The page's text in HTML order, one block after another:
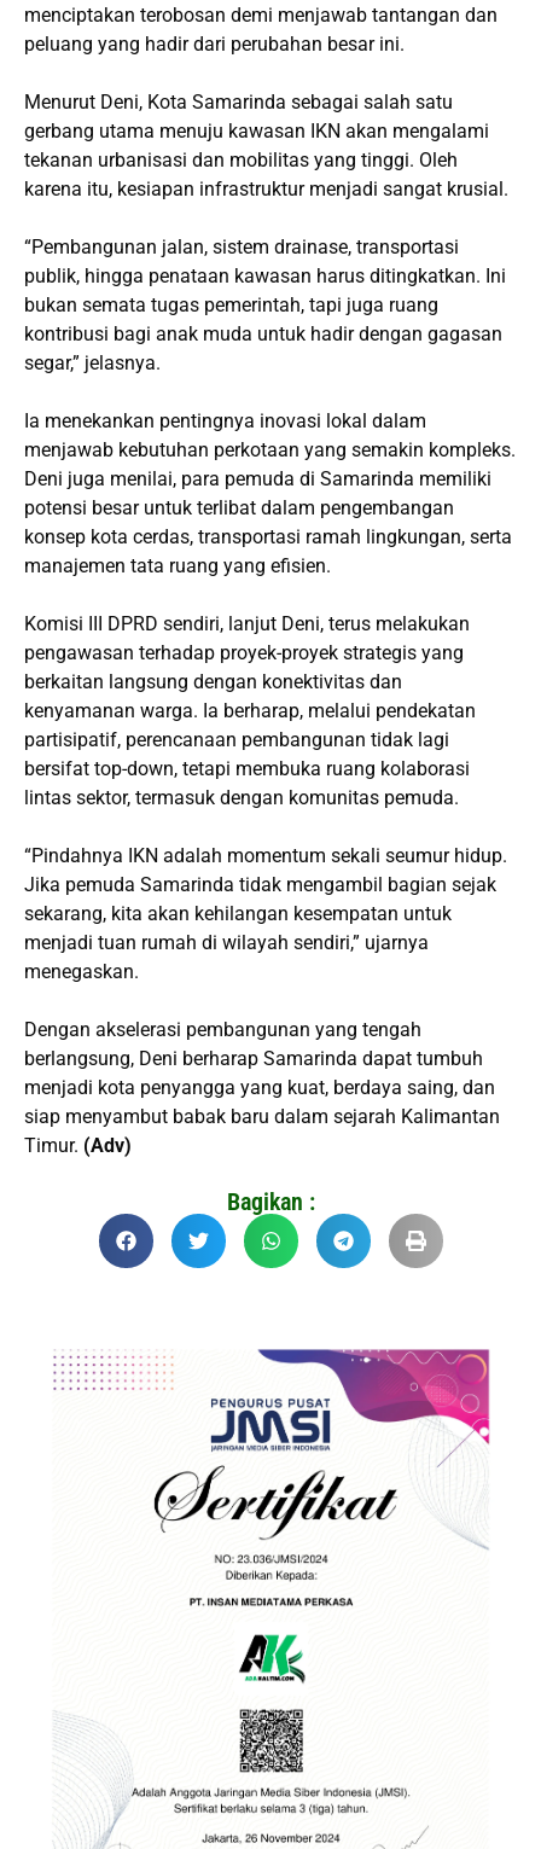
menciptakan terobosan demi menjawab tantangan dan
peluang yang hadir dari perubahan besar ini.
Menurut Deni, Kota Samarinda sebagai salah satu
gerbang utama menuju kawasan IKN akan mengalami
tekanan urbanisasi dan mobilitas yang tinggi. Oleh
karena itu, kesiapan infrastruktur menjadi sangat krusial.
“Pembangunan jalan, sistem drainase, transportasi
publik, hingga penataan kawasan harus ditingkatkan. Ini
bukan semata tugas pemerintah, tapi juga ruang
kontribusi bagi anak muda untuk hadir dengan gagasan
segar,” jelasnya.
Ia menekankan pentingnya inovasi lokal dalam
menjawab kebutuhan perkotaan yang semakin kompleks.
Deni juga menilai, para pemuda di Samarinda memiliki
potensi besar untuk terlibat dalam pengembangan
konsep kota cerdas, transportasi ramah lingkungan, serta
manajemen tata ruang yang efisien.
Komisi III DPRD sendiri, lanjut Deni, terus melakukan
pengawasan terhadap proyek-proyek strategis yang
berkaitan langsung dengan konektivitas dan
kenyamanan warga. Ia berharap, melalui pendekatan
partisipatif, perencanaan pembangunan tidak lagi
bersifat top-down, tetapi membuka ruang kolaborasi
lintas sektor, termasuk dengan komunitas pemuda.
“Pindahnya IKN adalah momentum sekali seumur hidup.
Jika pemuda Samarinda tidak mengambil bagian sejak
sekarang, kita akan kehilangan kesempatan untuk
menjadi tuan rumah di wilayah sendiri,” ujarnya
menegaskan.
Dengan akselerasi pembangunan yang tengah
berlangsung, Deni berharap Samarinda dapat tumbuh
menjadi kota penyangga yang kuat, berdaya saing, dan
siap menyambut babak baru dalam sejarah Kalimantan
Timur. (Adv)
Bagikan :